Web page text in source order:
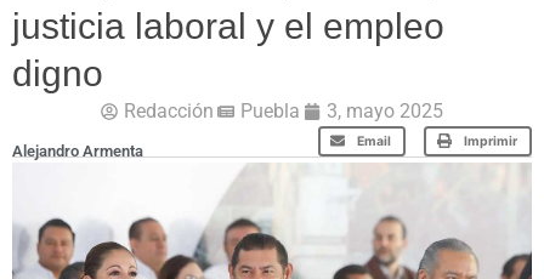
justicia laboral y el empleo
digno
Redacción Puebla 3, mayo 2025
Email Imprimir
Alejandro Armenta